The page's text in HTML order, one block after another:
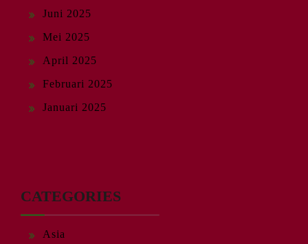
Juni 2025
Mei 2025
April 2025
Februari 2025
Januari 2025
CATEGORIES
Asia